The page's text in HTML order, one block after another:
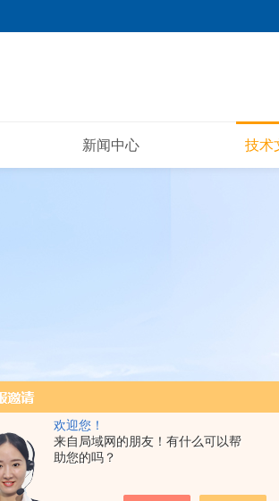
欢迎您！
来自局域网的朋友！有什么可以帮
助您的吗？
新闻中心 技术
式气体分析仪